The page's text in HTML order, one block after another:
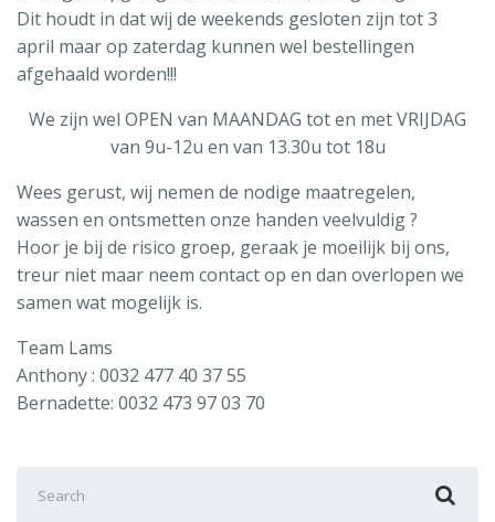
Dit houdt in dat wij de weekends gesloten zijn tot 3
april maar op zaterdag kunnen wel bestellingen
afgehaald worden!!!
We zijn wel OPEN van MAANDAG tot en met VRIJDAG
van 9u-12u en van 13.30u tot 18u
Wees gerust, wij nemen de nodige maatregelen,
wassen en ontsmetten onze handen veelvuldig ?
Hoor je bij de risico groep, geraak je moeilijk bij ons,
treur niet maar neem contact op en dan overlopen we
samen wat mogelijk is.
Team Lams
Anthony : 0032 477 40 37 55
Bernadette: 0032 473 97 03 70
for: